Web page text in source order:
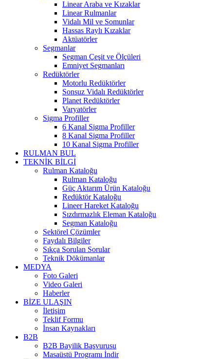
Linear Araba ve Kızaklar
Linear Rulmanlar
Vidalı Mil ve Somunlar
Hassas Raylı Kızaklar
Aktüatörler
Segmanlar
Segman Çeşit ve Ölçüleri
Emniyet Segmanları
Redüktörler
Motorlu Redüktörler
Sonsuz Vidalı Redüktörler
Planet Redüktörler
Varyatörler
Sigma Profiller
6 Kanal Sigma Profiller
8 Kanal Sigma Profiller
10 Kanal Sigma Profiller
RULMAN BUL
TEKNİK BİLGİ
Rulman Kataloğu
Rulman Kataloğu
Güç Aktarım Ürün Kataloğu
Redüktör Kataloğu
Lineer Hareket Kataloğu
Sızdırmazlık Eleman Kataloğu
Segman Kataloğu
Sektörel Çözümler
Faydalı Bilgiler
Sıkça Sorulan Sorular
Teknik Dökümanlar
MEDYA
Foto Galeri
Video Galeri
Haberler
BİZE ULAŞIN
İletişim
Teklif Formu
İnsan Kaynakları
B2B
B2B Bayilik Başvurusu
Masaüstü Programı İndir